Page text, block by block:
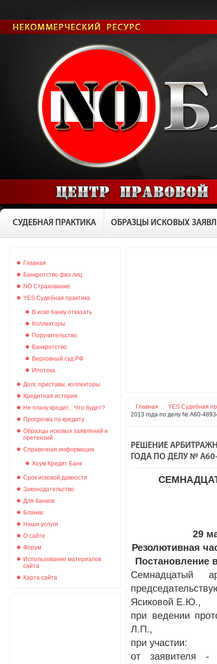
СУДЕБНАЯ ПРАКТИКА ОБРАЗЦЫ ИСКОВЫХ
Главная
Банкротство физ лиц
NO Страхование
YES Судебная практика
В иске банку отказать
Коллекторы
Поручительство
Банкротство
Верховный суд РФ
Ипотека
Долг, приставы, коллекторы
Кредитная история
Не плачу кредит... Что будет?
Просрочка по кредиту
Образцы исковых заявлений и
претензий
Справочная информация
Хоум Кредит Банк
Срок исковой давности
Законодательство
Для банков
Бланки
Наши услуги
О сайте
Форум
Использование материалов
сайта
Карта сайта
Главная
YES Судебная
2013 года по делу № А60-
РЕШЕНИЕ
ГОДА ПО ДЕЛУ №
29
Резолютивная
Постановление
Семнадцатый
Ясиковой Е.Ю.,
при ведении
Л.П.,
при участии:
от заявителя -